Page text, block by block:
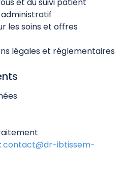
les soins et offres
légales et réglementaires
contact@dr-ibtissem-